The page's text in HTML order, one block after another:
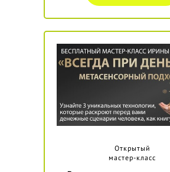
Открытый
мастер-класс